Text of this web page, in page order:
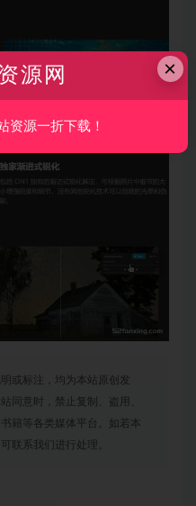
或标注，均为本站原创发
同意时，禁止复制、盗用、
籍等各类媒体平台。如若本
联系我们进行处理。
×
源网
资源一折下载！